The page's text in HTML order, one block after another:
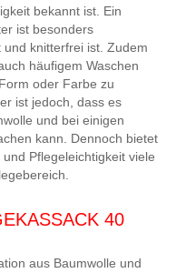
bekannt ist. Ein
ist besonders
knitterfrei ist. Zudem
häufigem Waschen
oder Farbe zu
ist jedoch, dass es
und bei einigen
kann. Dennoch bietet
Pflegeleichtigkeit viele
40
aus Baumwolle und